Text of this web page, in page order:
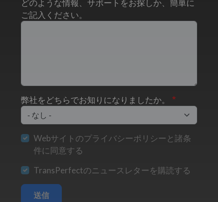
どのような情報、サポートをお探しか、簡単に
ご記入ください。
弊社をどちらでお知りになりましたか。
Webサイトのプライバシーポリシーと諸条
件に同意する
TransPerfectのニュースレターを購読する
送信